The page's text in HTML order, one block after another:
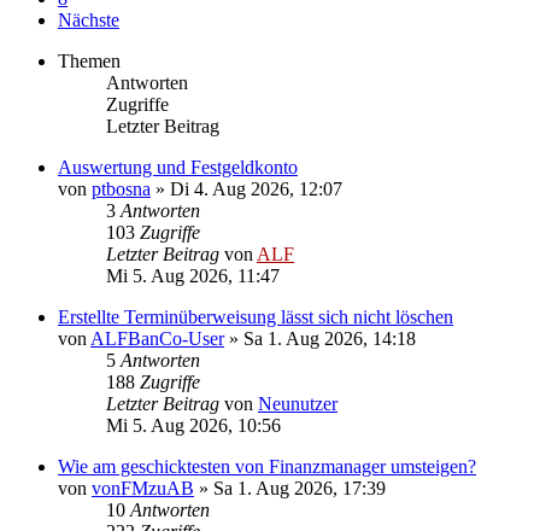
Nächste
Themen
Antworten
Zugriffe
Letzter Beitrag
Auswertung und Festgeldkonto
von ptbosna » Di 4. Aug 2026, 12:07
3 Antworten
103 Zugriffe
Letzter Beitrag von ALF
Mi 5. Aug 2026, 11:47
Erstellte Terminüberweisung lässt sich nicht löschen
von ALFBanCo-User» Sa 1. Aug 2026, 14:18
5 Antworten
188 Zugriffe
Letzter Beitrag von Neunutzer
Mi 5. Aug 2026, 10:56
Wie am geschicktesten von Finanzmanager umsteigen?
von vonFMzuAB » Sa 1. Aug 2026, 17:39
10 Antworten